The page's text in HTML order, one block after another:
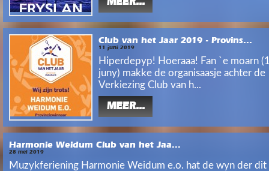
MEER...
Club van het Jaar 2019 - Provins...
11 juni 2019
Hiperdepyp! Hoeraaa! Fan `e moarn
juny) makke de organisaasje achter de
Verkiezing Club van h...
MEER...
Harmonie Weidum Club van het Jaa...
28 mei 2019
Muzykferiening Harmonie Weidum e.o. hat de wyn der dit